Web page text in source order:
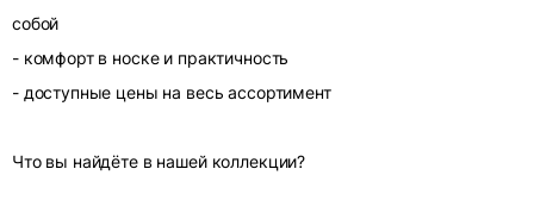
собой
- комфорт в носке и практичность
- доступные цены на весь ассортимент
Что вы найдёте в нашей коллекции?